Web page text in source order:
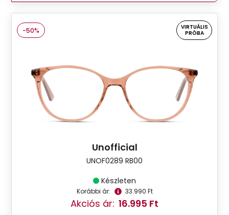
-50%
VIRTUÁLIS
PRÓBA
Unofficial
UNOF0289 RB00
Készleten
Korábbi ár: 33.990 Ft
Akciós ár: 16.995 Ft